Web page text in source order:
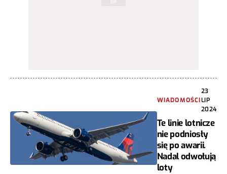
WIADOMOŚCI
23
LIP
2024
Te linie lotnicze
nie podniosły
się po awarii.
Nadal odwołują
loty